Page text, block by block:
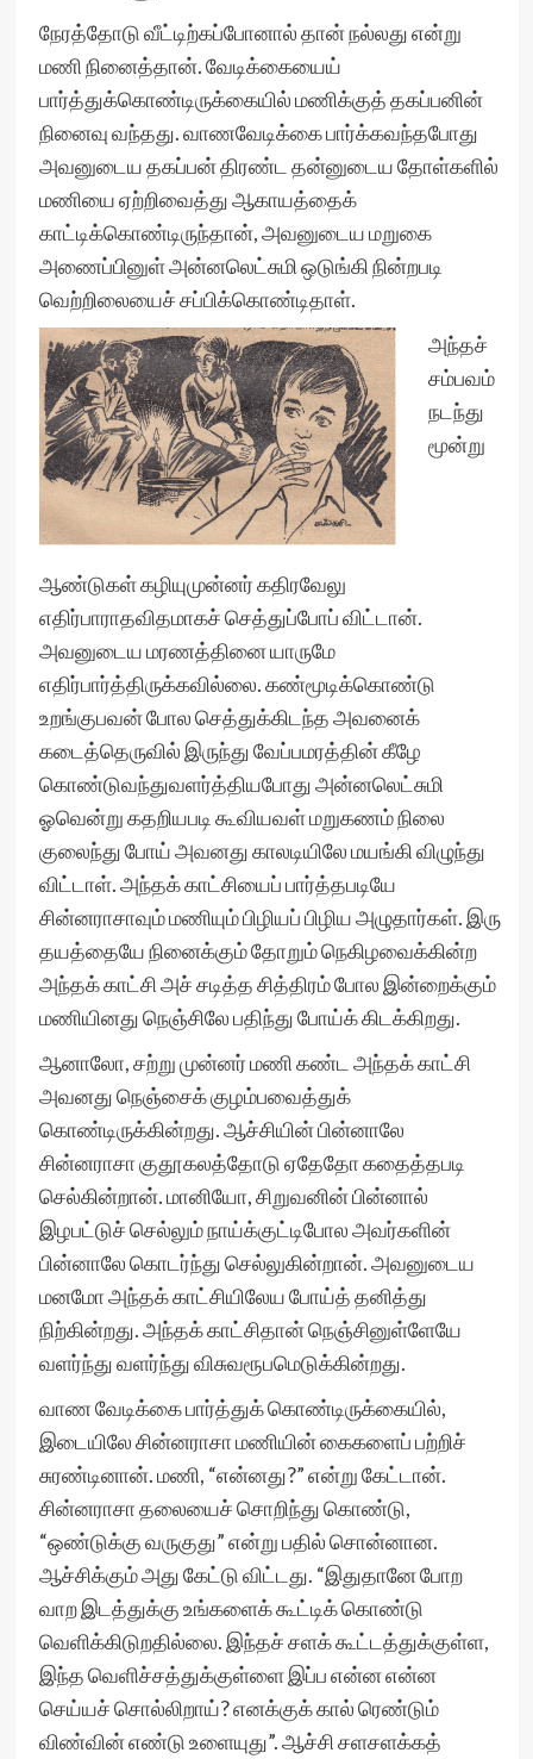
நேரத்தோடு வீட்டிற்கப்போனால் தான் நல்லது என்று
மணி நினைத்தான். வேடிக்கையைய்
பார்த்துக்கொண்டிருக்கையில் மணிக்குத் தகப்பனின்
நினைவு வந்தது. வாணவேடிக்கை பார்க்கவந்தபோது
அவனுடைய தகப்பன் திரண்ட தன்னுடைய தோள்களில்
மணியை ஏற்றிவைத்து ஆகாயத்தைக்
காட்டிக்கொண்டிருந்தான், அவனுடைய மறுகை
அணைப்பினுள் அன்னலெட்சுமி ஒடுங்கி நின்றபடி
வெற்றிலையைச் சப்பிக்கொண்டிதாள்.
அந்தச்
சம்பவம்
நடந்து
மூன்று
ஆண்டுகள் கழியுமுன்னர் கதிரவேலு
எதிர்பாராதவிதமாகச் செத்துப்போப் விட்டான்.
அவனுடைய மரணத்தினை யாருமே
எதிர்பார்த்திருக்கவில்லை. கண்மூடிக்கொண்டு
உறங்குபவன் போல செத்துக்கிடந்த அவனைக்
கடைத்தெருவில் இருந்து வேப்பமரத்தின் கீழே
கொண்டுவந்துவளர்த்தியபோது அன்னலெட்சுமி
ஓவென்று கதறியபடி கூவியவள் மறுகணம் நிலை
குலைந்து போய் அவனது காலடியிலே மயங்கி விழுந்து
விட்டாள். அந்தக் காட்சியைப் பார்த்தபடியே
சின்னராசாவும் மணியும் பிழியப் பிழிய அழுதார்கள். இரு
தயத்தையே நினைக்கும் தோறும் நெகிழவைக்கின்ற
அந்தக் காட்சி அச் சடித்த சித்திரம் போல இன்றைக்கும்
மணியினது நெஞ்சிலே பதிந்து போய்க் கிடக்கிறது.
ஆனாலோ, சற்று முன்னர் மணி கண்ட அந்தக் காட்சி
அவனது நெஞ்சைக் குழம்பவைத்துக்
கொண்டிருக்கின்றது. ஆச்சியின் பின்னாலே
சின்னராசா குதூகலத்தோடு ஏதேதோ கதைத்தபடி
செல்கின்றான். மானியோ, சிறுவனின் பின்னால்
இழபட்டுச் செல்லும் நாய்க்குட்டிபோல அவர்களின்
பின்னாலே கொடர்ந்து செல்லுகின்றான். அவனுடைய
மனமோ அந்தக் காட்சியிலேய போய்த் தனித்து
நிற்கின்றது. அந்தக் காட்சிதான் நெஞ்சினுள்ளேயே
வளர்ந்து வளர்ந்து விசுவரூபமெடுக்கின்றது.
வாண வேடிக்கை பார்த்துக் கொண்டிருக்கையில்,
இடையிலே சின்னராசா மணியின் கைகளைப் பற்றிச்
சுரண்டினான். மணி, “என்னது?” என்று கேட்டான்.
சின்னராசா தலையைச் சொறிந்து கொண்டு,
“ஒண்டுக்கு வருகுது” என்று பதில் சொன்னான.
ஆச்சிக்கும் அது கேட்டு விட்டது. “இதுதானே போற
வாற இடத்துக்கு உங்களைக் கூட்டிக் கொண்டு
வெளிக்கிடுறதில்லை. இந்தச் சளக் கூட்டத்துக்குள்ள,
இந்த வெளிச்சத்துக்குள்ளை இப்ப என்ன என்ன
செய்யச் சொல்லிறாய்? எனக்குக் கால் ரெண்டும்
விண்வின் எண்டு உளையுது”. ஆச்சி சளசளக்கத்